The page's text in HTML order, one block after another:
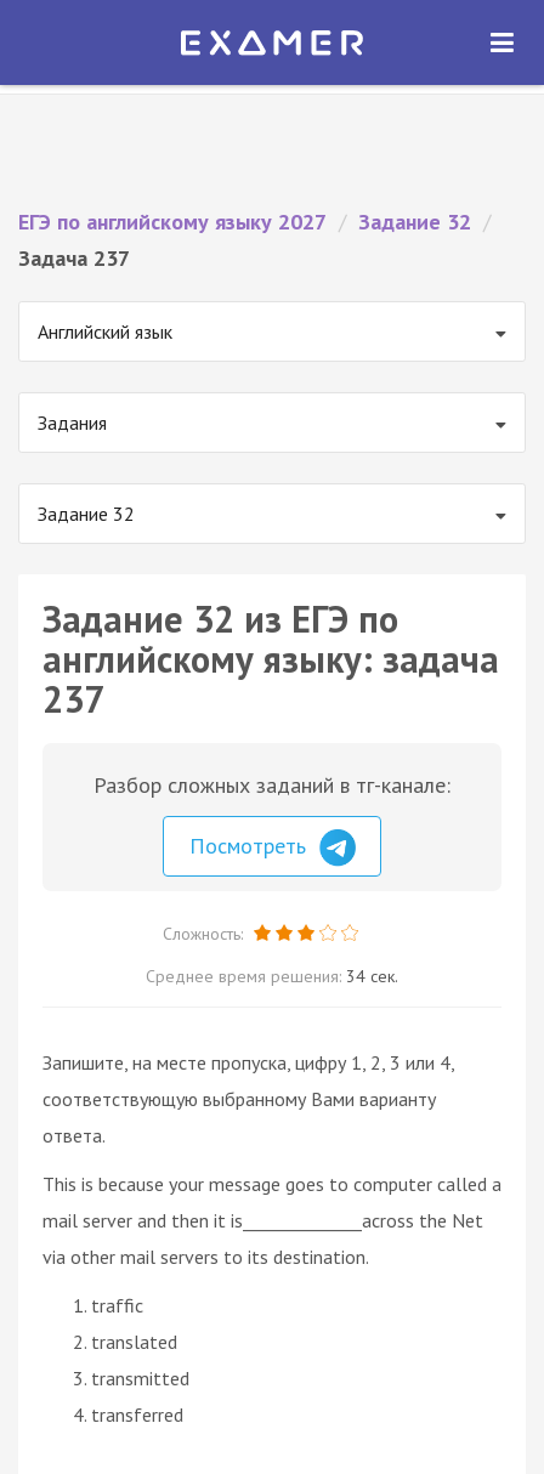
Экзамер — ЕГЭ 2027
ОТКРЫТЬ
ЕГЭ по английскому языку 2027 / Задание 32 /
Задача 237
Английский язык
Задания
Задание 32
Задание 32 из ЕГЭ по
английскому языку: задача
237
Разбор сложных заданий в тг-канале:
Посмотреть
Сложность:
Среднее время решения: 34 сек.
Запишите, на месте пропуска, цифру 1, 2, 3 или 4,
соответствующую выбранному Вами варианту
ответа.
This is because your message goes to computer called a
mail server and then it is______________across the Net
via other mail servers to its destination.
traffic
translated
transmitted
transferred